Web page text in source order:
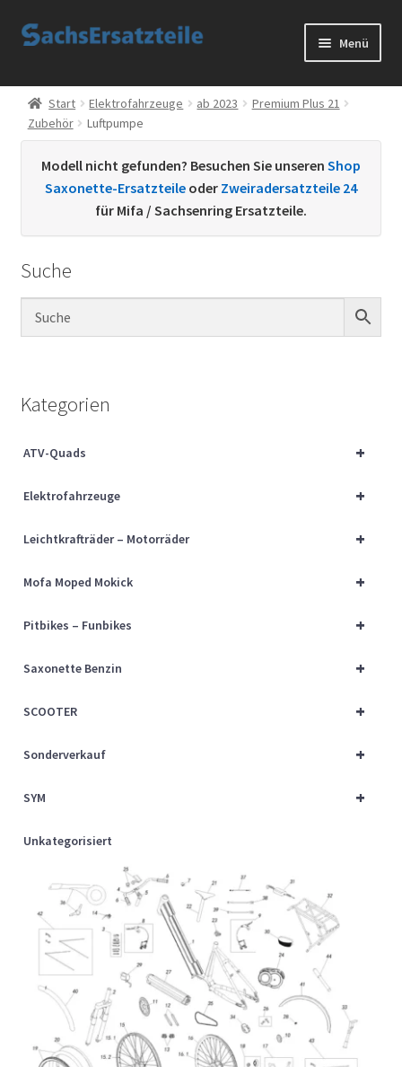
Zur
Zum
Menü
Start
AGB
Datenschutzerklärung
Kontakt
Sachs Ersatzteile
Über uns
Start Elektrofahrzeuge ab 2023
Premium Plus 21
Zubehör
Luftpumpe
Modell nicht gefunden? Besuchen Sie unseren Shop
Saxonette-Ersatzteile oder Zweiradersatzteile 24
für Mifa / Sachsenring Ersatzteile.
Suche
Kategorien
+
ATV-Quads
+
Elektrofahrzeuge
+
Leichtkrafträder – Motorräder
+
Mofa Moped Mokick
+
Pitbikes – Funbikes
+
Saxonette Benzin
+
SCOOTER
+
Sonderverkauf
+
SYM
Unkategorisiert